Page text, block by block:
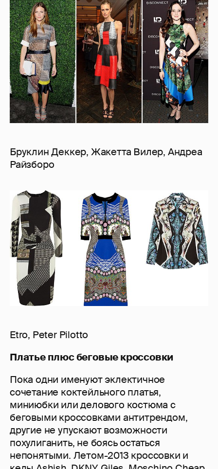
Бруклин Деккер, Жакетта Вилер, Андреа
Райзборо
Etro, Peter Pilotto
Платье плюс беговые кроссовки
Пока одни именуют эклектичное
сочетание коктейльного платья,
миниюбки или делового костюма с
беговыми кроссовками антитрендом,
другие не упускают возможности
похулиганить, не боясь остаться
непонятыми. Летом-2013 кроссовки и